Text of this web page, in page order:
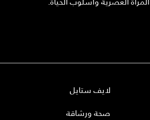
لايف ستايل
صحة ورشاقة